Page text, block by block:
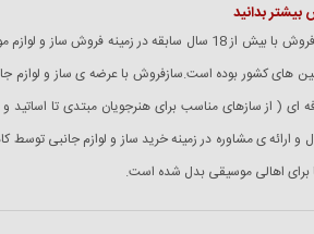
بیشتر بدانید
فروشگاه سازفروش با بیش از 18 سال سابقه در زمینه
های کشور بوده است.سازفروش با عرضه ی ساز و لوازم
ای ( از سازهای مناسب برای هنرجویان مبتدی تا
ارائه ی مشاوره در زمینه خرید ساز و لوازم جانبی
برای اهالی موسیقی بدل شده است.